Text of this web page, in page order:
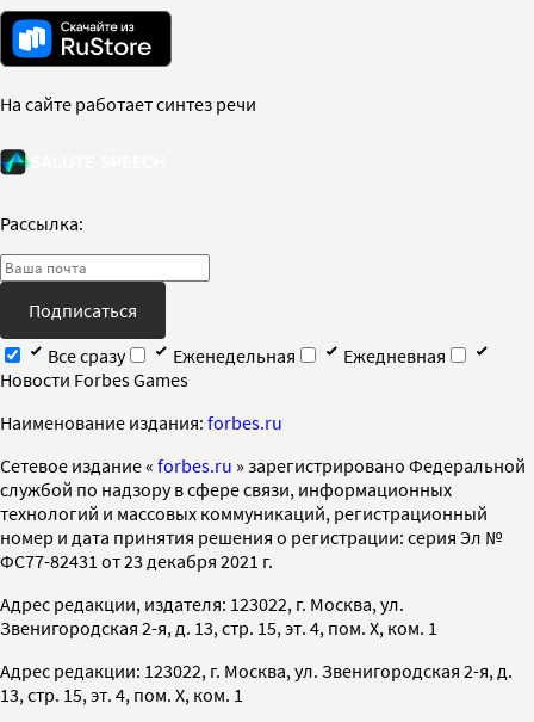
На сайте работает синтез речи
Рассылка:
Подписаться
Все сразу
Еженедельная
Ежедневная
Новости Forbes Games
Наименование издания: forbes.ru
Cетевое издание « forbes.ru » зарегистрировано Федеральной
службой по надзору в сфере связи, информационных
технологий и массовых коммуникаций, регистрационный
номер и дата принятия решения о регистрации: серия Эл №
ФС77-82431 от 23 декабря 2021 г.
Адрес редакции, издателя: 123022, г. Москва, ул.
Звенигородская 2-я, д. 13, стр. 15, эт. 4, пом. X, ком. 1
Адрес редакции: 123022, г. Москва, ул. Звенигородская 2-я, д.
13, стр. 15, эт. 4, пом. X, ком. 1